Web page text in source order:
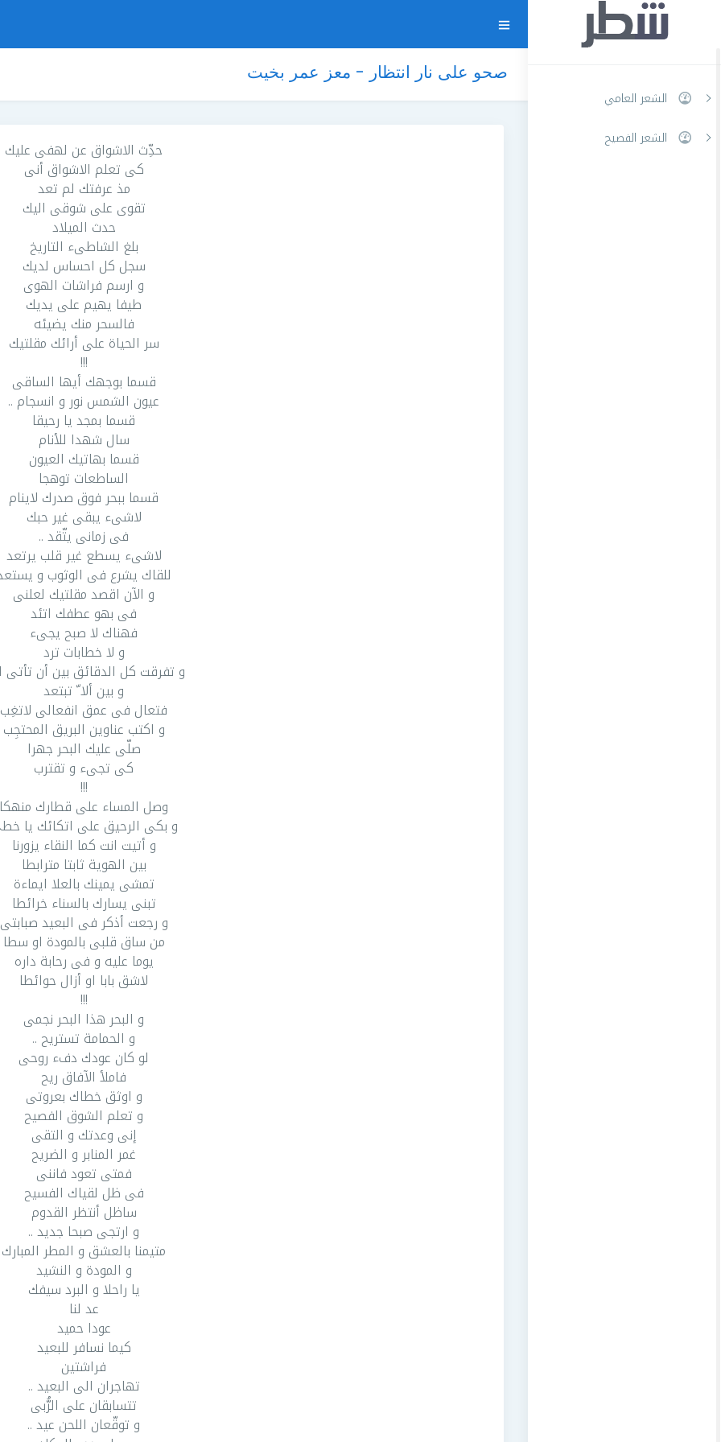
الشعر العامي
الشعر الفصيح
صحو على نار انتظار - معز عمر بخيت
حدِّث الاشواق عن لهفى عليك
كى تعلم الاشواق أنى
مذ عرفتك لم تعد
تقوى على شوقى اليك
حدث الميلاد
بلغ الشاطىء التاريخ
سجل كل احساس لديك
و ارسم فراشات الهوى
طيفا يهيم على يديك
فالسحر منك يضيئه
سر الحياة على أرائك مقلتيك
!!!
قسما بوجهك أيها الساقى
عيون الشمس نور و انسجام ..
قسما بمجد يا رحيقا
سال شهدا للأنام
قسما بهاتيك العيون
الساطعات توهجا
قسما ببحر فوق صدرك لاينام
لاشىء يبقى غير حبك
فى زمانى يتّقد ..
لاشىء يسطع غير قلب يرتعد
للقاك يشرع فى الوثوب و
و الآن اقصد مقلتيك لعلنى
فى بهو عطفك اتئد
فهناك لا صبح يجىء
و لا خطابات ترد
و تفرقت كل الدقائق بين أن تأتى
و بين ألا ّ تبتعد
فتعال فى عمق انفعالى لاتغِب
و اكتب عناوين البريق المحتجِب
صلّى عليك البحر جهرا
كى تجىء و تقترب
!!!
وصل المساء على قطارك منهكا
و بكى الرحيق على اتكائك يا
و أتيت انت كما النقاء يزورنا
بين الهوية ثابتا مترابطا
تمشى يمينك بالعلا ايماءة
تبنى يسارك بالسناء خرائطا
و رجعت أذكر فى البعيد صبابتى
من ساق قلبى بالمودة او سطا
يوما عليه و فى رحابة داره
لاشق بابا او أزال حوائطا
!!!
و البحر هذا البحر نجمى
و الحمامة تستريح ..
لو كان عودك دفء روحى
فاملأ الآفاق ريح
و اوثق خطاك بعروتى
و تعلم الشوق الفصيح
إنى وعدتك و التقى
غمر المنابر و الضريح
فمتى تعود فاننى
فى ظل لقياك الفسيح
ساظل أنتظر القدوم
و ارتجى صبحا جديد ..
متيمنا بالعشق و المطر المبارك
و المودة و النشيد
يا راحلا و البرد سيفك
عد لنا
عودا حميد
كيما نسافر للبعيد
فراشتين
تهاجران الى البعيد ..
تتسابقان على الرُّبى
و توقّعان اللحن عيد ..